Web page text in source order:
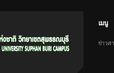
เมนู
ข่าว